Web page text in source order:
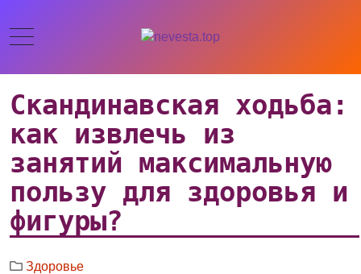
Скандинавская ходьба:
как извлечь из
занятий максимальную
пользу для здоровья и
фигуры?
Здоровье